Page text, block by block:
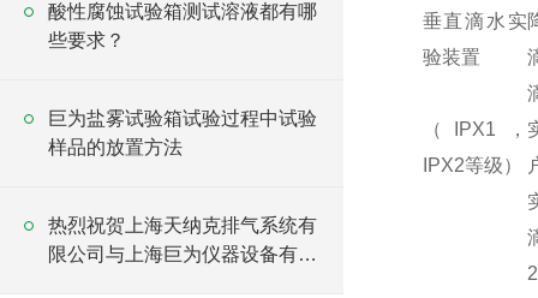
酸性腐蚀试验箱测试溶液都有哪
些要求？
巨为盐雾试验箱试验过程中试验
样品的放置方法
热烈祝贺上海天纳克排气系统有
限公司与上海巨为仪器设备有限
垂直滴水实
验装置
（IPX1，
IPX2等级）